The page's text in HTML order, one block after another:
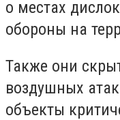
о местах
обороны на
Также они
воздушных
объекты